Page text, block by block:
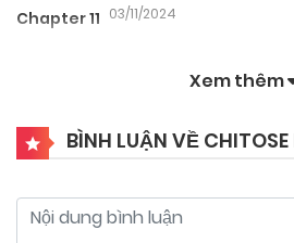
Chapter 11 03/11/2024
Xem thêm
BÌNH LUẬN VỀ